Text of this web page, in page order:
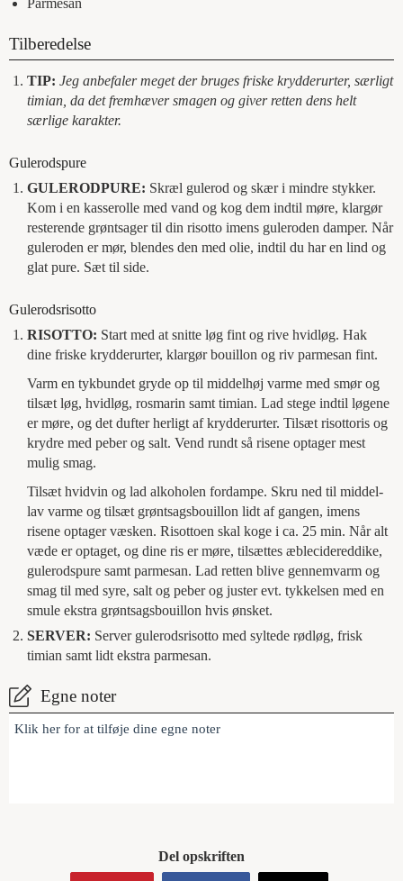
Parmesan
Tilberedelse
TIP: Jeg anbefaler meget der bruges friske krydderurter, særligt
timian, da det fremhæver smagen og giver retten dens helt
særlige karakter.
Gulerodspure
GULERODPURE: Skræl gulerod og skær i mindre stykker.
Kom i en kasserolle med vand og kog dem indtil møre, klargør
resterende grøntsager til din risotto imens guleroden damper. Når
guleroden er mør, blendes den med olie, indtil du har en lind og
glat pure. Sæt til side.
Gulerodsrisotto
RISOTTO: Start med at snitte løg fint og rive hvidløg. Hak
dine friske krydderurter, klargør bouillon og riv parmesan fint.
Varm en tykbundet gryde op til middelhøj varme med smør og
tilsæt løg, hvidløg, rosmarin samt timian. Lad stege indtil løgene
er møre, og det dufter herligt af krydderurter. Tilsæt risottoris og
krydre med peber og salt. Vend rundt så risene optager mest
mulig smag.
Tilsæt hvidvin og lad alkoholen fordampe. Skru ned til middel-
lav varme og tilsæt grøntsagsbouillon lidt af gangen, imens
risene optager væsken. Risottoen skal koge i ca. 25 min. Når alt
væde er optaget, og dine ris er møre, tilsættes æblecidereddike,
gulerodspure samt parmesan. Lad retten blive gennemvarm og
smag til med syre, salt og peber og juster evt. tykkelsen med en
smule ekstra grøntsagsbouillon hvis ønsket.
SERVER: Server gulerodsrisotto med syltede rødløg, frisk
timian samt lidt ekstra parmesan.
Egne noter
Klik her for at tilføje dine egne noter
Del opskriften